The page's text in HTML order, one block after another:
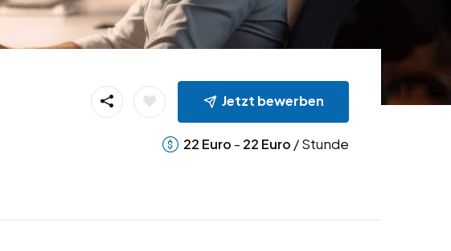
Jetzt bewerben
22 Euro - 22 Euro / Stunde